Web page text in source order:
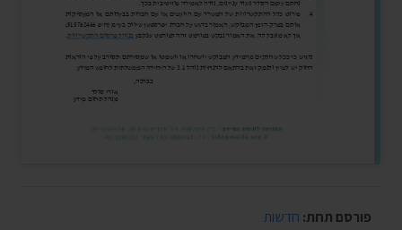
פורסם תחת: חדשות